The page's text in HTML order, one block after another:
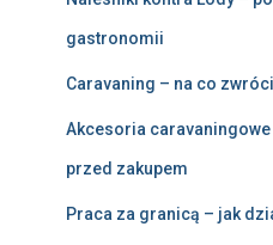
gastronomii
Caravaning – na co
Akcesoria
przed zakupem
Praca za granicą – jak